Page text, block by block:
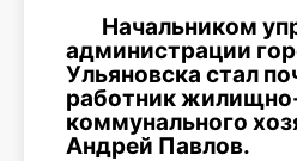
Начальником
администрации
Ульяновска стал
работник
коммунального
Андрей Павлов.